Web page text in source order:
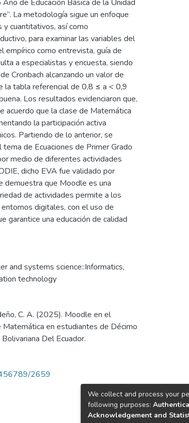
de Educación Básica de la Unidad
La metodología sigue un enfoque
cuantitativos, así como
para examinar las variables del
empírico como entrevista, guía de
a especialistas y encuesta, siendo
Cronbach alcanzando un valor de
la tabla referencial de 0,8 ≤ a < 0,9
Los resultados evidenciaron que,
acuerdo que la clase de Matemática
la participación activa
Partiendo de lo anterior, se
de Ecuaciones de Primer Grado
medio de diferentes actividades
dicho EVA fue validado por
demuestra que Moodle es una
de actividades permite a los
digitales, con el uso de
garantice una educación de calidad
and systems science::Informatics,
technology
C. A. (2025). Moodle en el
en estudiantes de Décimo
Del Ecuador.
2659
We collect and process your
following purposes:
Acknowledgement and